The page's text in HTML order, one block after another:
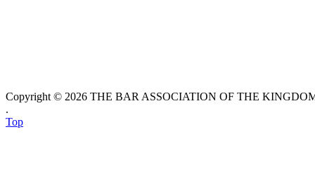
Copyright © 2026 THE BAR ASSOCIATION OF THE
.
Top